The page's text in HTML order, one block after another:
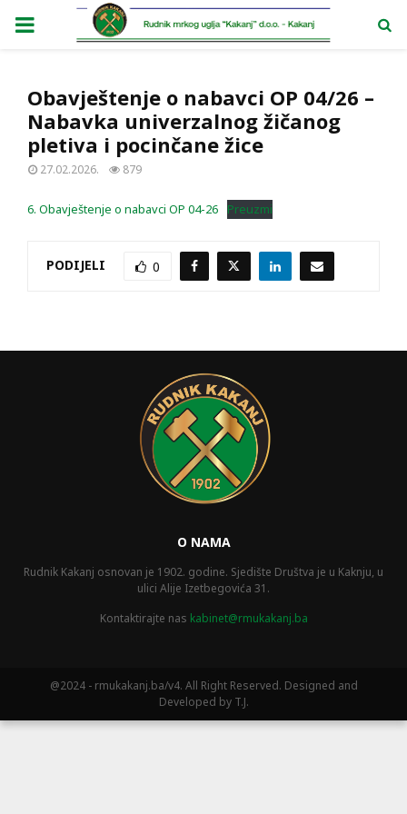
PRIMARY
Obavještenje o nabavci OP 04/26 –
Nabavka univerzalnog žičanog
pletiva i pocinčane žice
27.02.2026. 879
6. Obavještenje o nabavci OP 04-26 Preuzmi
PODIJELI 0
O NAMA
Rudnik Kakanj osnovan je 1902. godine. Sjedište Društva je u Kaknju, u
ulici Alije Izetbegovića 31.
Kontaktirajte nas kabinet@rmukakanj.ba
@2024 - rmukakanj.ba/v4. All Right Reserved. Designed and
Developed by T.J.